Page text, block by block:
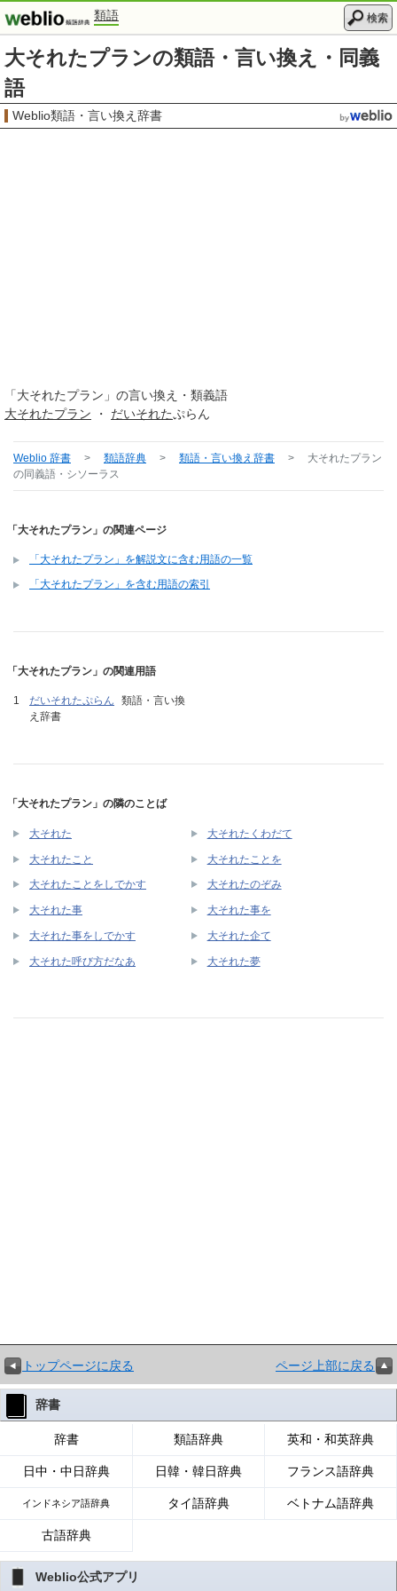
類語 検索
大それたプランの類語・言い換え・同義
語
Weblio類語・言い換え辞書
「大それたプラン 」の言い換え・類義語
大それたプラン ・ だいそれたぷらん
Weblio 辞書 > 類語辞典 > 類語・言い換え辞書 >
大それたプラン
の同義語・シソーラス
「大それたプラン」の関連ページ
「大それたプラン」を解説文に含む用語の一覧
「大それたプラン」を含む用語の索引
「大それたプラン」の関連用語
だいそれたぷらん
類語・言い換
え辞書
「大それたプラン」の隣のことば
大それた 大それたくわだて
大それたこと 大それたことを
大それたことをしでかす 大それたのぞみ
大それた事 大それた事を
大それた事をしでかす 大それた企て
大それた呼び方だなあ 大それた夢
トップページに戻る ページ上部に戻る
辞書
辞書 類語辞典 英和・和英辞典
日中・中日辞典 日韓・韓日辞典 フランス語辞典
インドネシア語辞典 タイ語辞典 ベトナム語辞典
古語辞典
Weblio公式アプリ